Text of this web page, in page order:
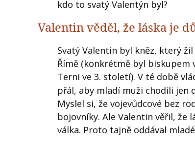
kdo to svatý Valentýn byl?
Valentin věděl, že láska je
Svatý Valentin byl kněz, který
Římě (konkrétmě byl biskupem
Terni ve 3. století). V té době
přál, aby mladí muži chodili jen
Myslel si, že vojevůdcové bez
bojovníky. Ale Valentin věřil, že
válka. Proto tajně oddával